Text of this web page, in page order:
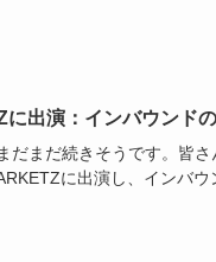
出演：インバウンド
だまだ続きそうです。皆さ
に出演し、インバ